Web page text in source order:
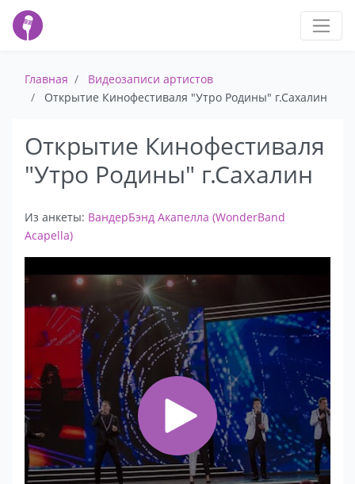
Главная
Видеозаписи артистов
Открытие Кинофестиваля "Утро Родины" г.Сахалин
Открытие Кинофестиваля
"Утро Родины" г.Сахалин
Из анкеты: ВандерБэнд Акапелла (WonderBand
Acapella)